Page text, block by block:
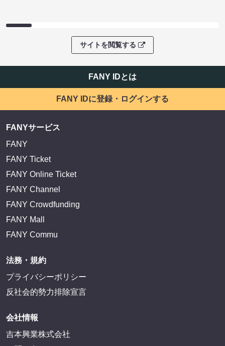
サイトを閲覧する
FANY IDとは
FANY IDに登録・ログインする
FANYサービス
FANY
FANY Ticket
FANY Online Ticket
FANY Channel
FANY Crowdfunding
FANY Mall
FANY Commu
法務・規約
プライバシーポリシー
反社会的勢力排除宣言
会社情報
吉本興業株式会社